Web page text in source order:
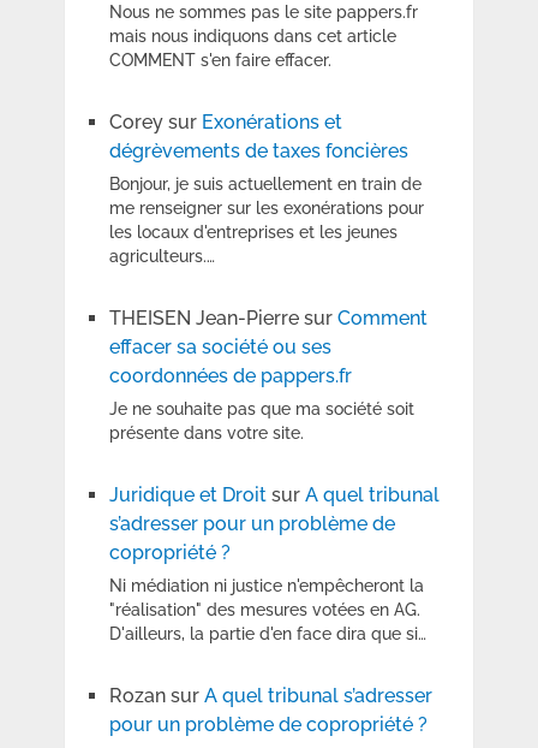
Nous ne sommes pas le site pappers.fr
mais nous indiquons dans cet article
COMMENT s'en faire effacer.
Coreysur Exonérations et
dégrèvements de taxes foncières
Bonjour, je suis actuellement en train de
me renseigner sur les exonérations pour
les locaux d'entreprises et les jeunes
agriculteurs.…
THEISEN Jean-Pierresur Comment
effacer sa société ou ses
coordonnées de pappers.fr
Je ne souhaite pas que ma société soit
présente dans votre site.
Juridique et Droitsur A quel tribunal
s’adresser pour un problème de
copropriété ?
Ni médiation ni justice n'empêcheront la
"réalisation" des mesures votées en AG.
D'ailleurs, la partie d'en face dira que si…
Rozansur A quel tribunal s’adresser
pour un problème de copropriété ?